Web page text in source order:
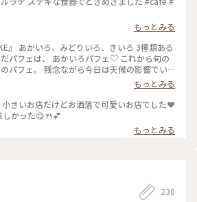
もっとみる
』 あかいろ、みどりいろ、きいろ 3種類ある
パフェは、 あかいろパフェ♡ これから旬の
パフェ。 残念ながら今日は天候の影響でい
きす、代わりに桃🍑 下の方には、白ワインの
ージー❣️ 太いストローがついていて、途中か
して飲むのもよし⭕️食べてもよし⭕️ サクサ
ッドも入っていて、食感や味の変化が楽しめ
#カフェ#コーヒース
もっとみる
しかった😋🍴💕
もっとみる
230